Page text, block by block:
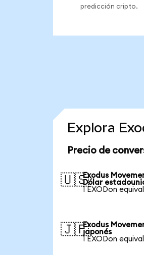
predicción cripto.
Explora
Precio de
🇺🇸Exodus
Dólar
1 EXODon
🇯🇵Exodus
japonés
1 EXODon